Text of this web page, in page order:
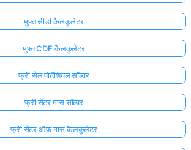
मुफ्त सीडी कैलकुलेटर
मुफ्त CDF कैलकुलेटर
फ्री सेल पोटेंशियल सॉल्वर
फ्री सेंटर मास सॉल्वर
फ्री सेंटर ऑफ़ मास कैलकुलेटर